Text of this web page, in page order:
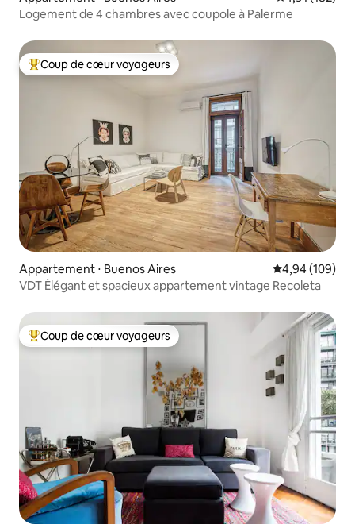
Logement de 4 chambres avec coupole à Palerme
Coups de cœur voyageurs les plus appréciés
Coup de cœur voyageurs
Appartement ⋅ Buenos Aires Évaluation
4,94 (109)
VDT Élégant et spacieux appartement vintage Recoleta
Coups de cœur voyageurs les plus appréciés
Coup de cœur voyageurs